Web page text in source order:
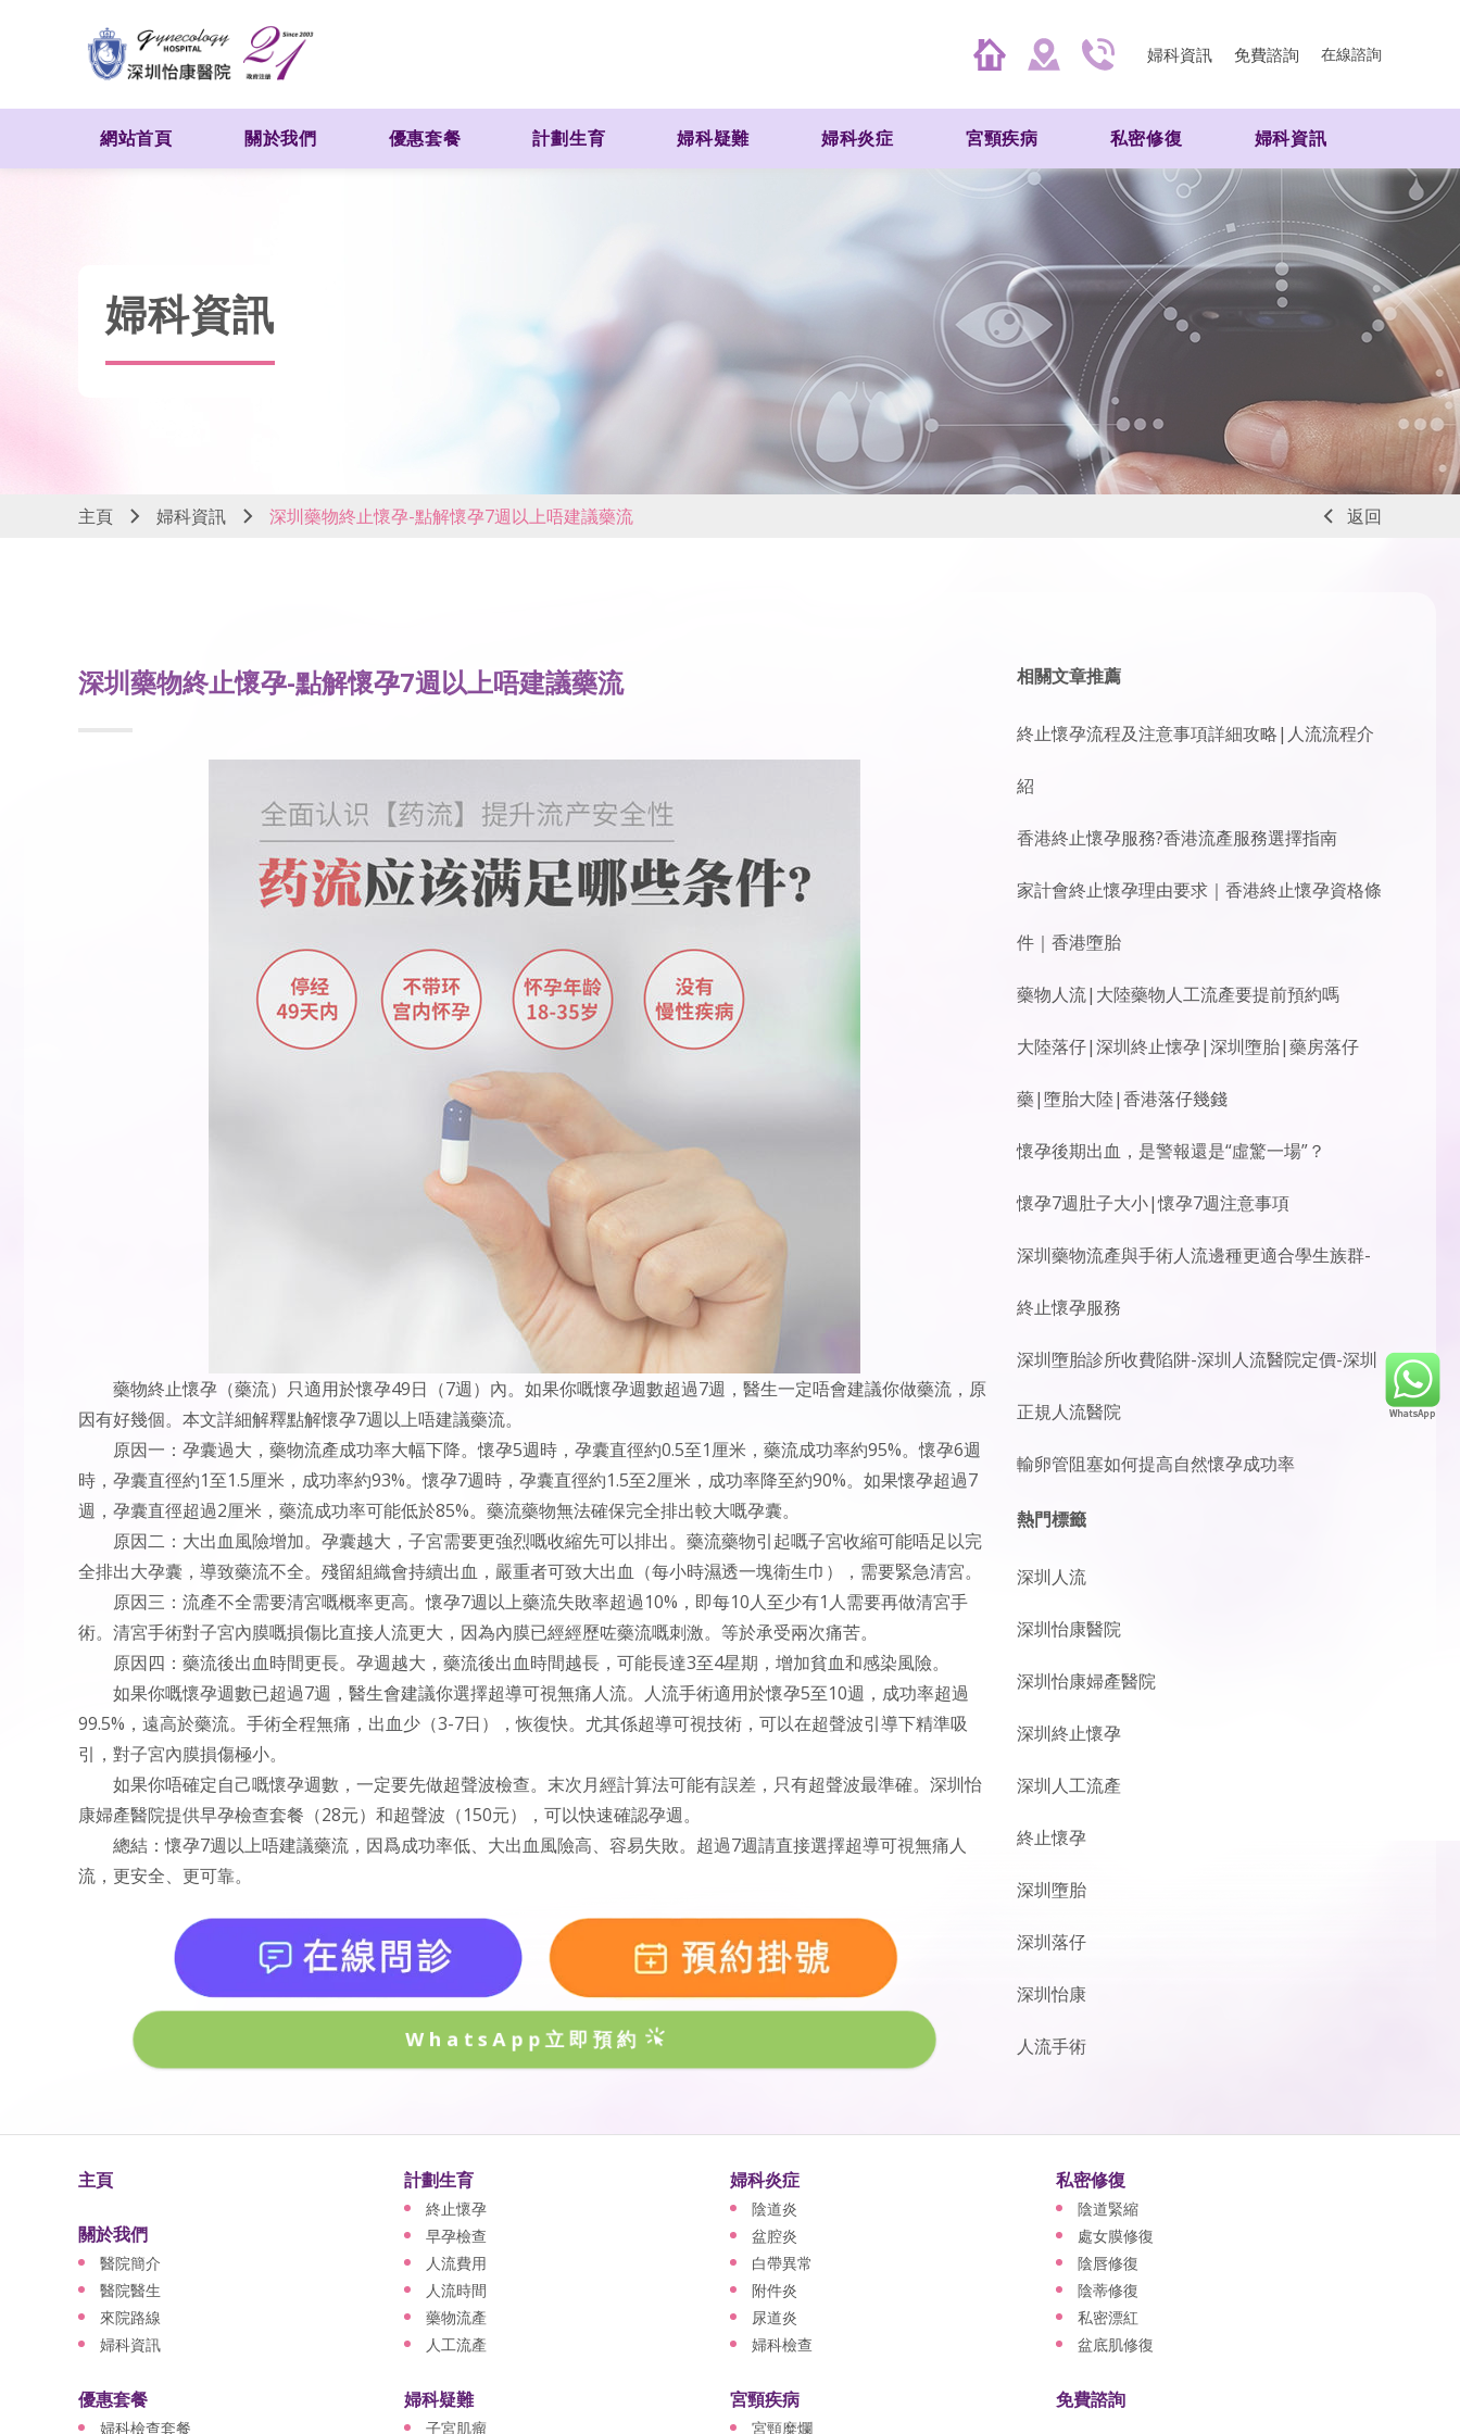
婦科資訊 免費諮詢 在線諮詢
網站首頁 關於我們 優惠套餐 計劃生育 婦科疑難 婦科炎症 宮頸疾病 私密修復 婦科資訊
婦科資訊
返回
主頁 婦科資訊 深圳藥物終止懷孕-點解懷孕7週以上唔建議藥流
深圳藥物終止懷孕-點解懷孕7週以上唔建議藥流
藥物終止懷孕（藥流）只適用於懷孕49日（7週）內。如果你嘅懷孕週數超過7週，醫生一定唔會建議你做藥流，原
因有好幾個。本文詳細解釋點解懷孕7週以上唔建議藥流。
原因一：孕囊過大，藥物流產成功率大幅下降。懷孕5週時，孕囊直徑約0.5至1厘米，藥流成功率約95%。懷孕6週
時，孕囊直徑約1至1.5厘米，成功率約93%。懷孕7週時，孕囊直徑約1.5至2厘米，成功率降至約90%。如果懷孕超過7
週，孕囊直徑超過2厘米，藥流成功率可能低於85%。藥流藥物無法確保完全排出較大嘅孕囊。
原因二：大出血風險增加。孕囊越大，子宮需要更強烈嘅收縮先可以排出。藥流藥物引起嘅子宮收縮可能唔足以完
全排出大孕囊，導致藥流不全。殘留組織會持續出血，嚴重者可致大出血（每小時濕透一塊衛生巾），需要緊急清宮。
原因三：流產不全需要清宮嘅概率更高。懷孕7週以上藥流失敗率超過10%，即每10人至少有1人需要再做清宮手
術。清宮手術對子宮內膜嘅損傷比直接人流更大，因為內膜已經經歷咗藥流嘅刺激。等於承受兩次痛苦。
原因四：藥流後出血時間更長。孕週越大，藥流後出血時間越長，可能長達3至4星期，增加貧血和感染風險。
如果你嘅懷孕週數已超過7週，醫生會建議你選擇超導可視無痛人流。人流手術適用於懷孕5至10週，成功率超過
99.5%，遠高於藥流。手術全程無痛，出血少（3-7日），恢復快。尤其係超導可視技術，可以在超聲波引導下精準吸
引，對子宮內膜損傷極小。
如果你唔確定自己嘅懷孕週數，一定要先做超聲波檢查。末次月經計算法可能有誤差，只有超聲波最準確。深圳怡
康婦產醫院提供早孕檢查套餐（28元）和超聲波（150元），可以快速確認孕週。
總結：懷孕7週以上唔建議藥流，因爲成功率低、大出血風險高、容易失敗。超過7週請直接選擇超導可視無痛人
流，更安全、更可靠。
WhatsApp立即預約
相關文章推薦
終止懷孕流程及注意事項詳細攻略|人流流程介
紹
香港終止懷孕服務?香港流產服務選擇指南
家計會終止懷孕理由要求｜香港終止懷孕資格條
件｜香港墮胎
藥物人流|大陸藥物人工流產要提前預約嗎
大陸落仔|深圳終止懐孕|深圳墮胎|藥房落仔
藥|墮胎大陸|香港落仔幾錢
懷孕後期出血，是警報還是“虛驚一場”？
懷孕7週肚子大小|懷孕7週注意事項
深圳藥物流產與手術人流邊種更適合學生族群-
終止懷孕服務
深圳墮胎診所收費陷阱-深圳人流醫院定價-深圳
正規人流醫院
輸卵管阻塞如何提高自然懷孕成功率
熱門標籤
深圳人流
深圳怡康醫院
深圳怡康婦產醫院
深圳終止懷孕
深圳人工流產
終止懷孕
深圳墮胎
深圳落仔
深圳怡康
人流手術
主頁
關於我們
醫院簡介
醫院醫生
來院路線
婦科資訊
優惠套餐
婦科檢查套餐
計劃生育
終止懷孕
早孕檢查
人流費用
人流時間
藥物流產
人工流產
婦科疑難
子宮肌瘤
婦科炎症
陰道炎
盆腔炎
白帶異常
附件炎
尿道炎
婦科檢查
宮頸疾病
宮頸糜爛
私密修復
陰道緊縮
處女膜修復
陰唇修復
陰蒂修復
私密漂紅
盆底肌修復
免費諮詢